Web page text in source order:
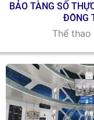
BẢO TÀNG SỐ
ĐÔNG
Thể